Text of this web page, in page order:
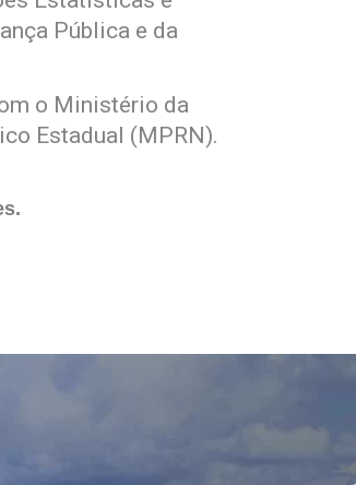
Pública e da
o Ministério da
Estadual (MPRN).